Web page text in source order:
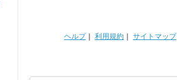
ヘルプ｜ 利用規約 サイトマップ